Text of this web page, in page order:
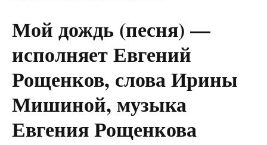
Мой дождь (песня) —
исполняет Евгений
Рощенков, слова Ирины
Мишиной, музыка
Евгения Рощенкова